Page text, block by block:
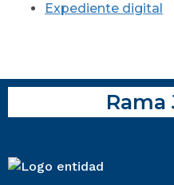
Expediente digital